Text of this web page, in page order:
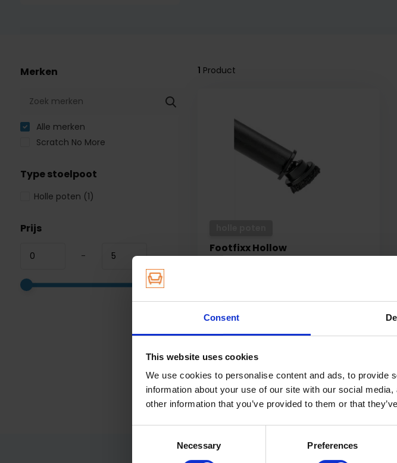
Consent
This website uses cookies
We use cookies to personalise content and ads, to provide
information about your use of our site with our social
other information that you’ve provided to them or that
Necessary Preferences
Merken
Alle merken
Scratch No More
Type stoelpoot
Holle poten (1)
Prijs
-
1 Product
Footfixx Hollow
2,40